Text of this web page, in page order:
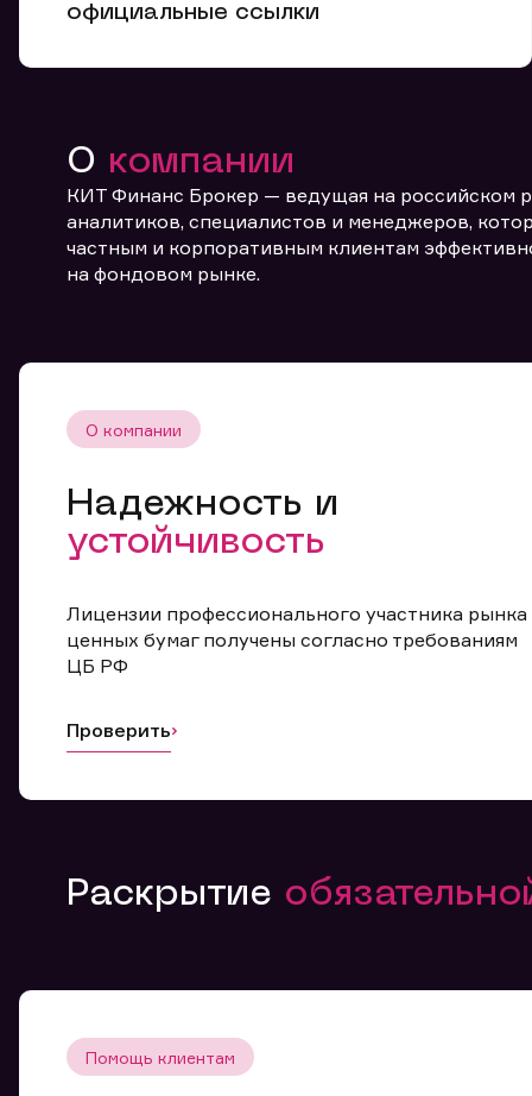
официальные ссылки
О компании
КИТ Финанс Брокер — ведущая на российском
аналитиков, специалистов и менеджеров,
частным и корпоративным клиентам
на фондовом рынке.
О компании
Надежность и
устойчивость
Лицензии профессионального участника рынка
ценных бумаг получены согласно требованиям
ЦБ РФ
Проверить
Раскрытие
Помощь клиентам